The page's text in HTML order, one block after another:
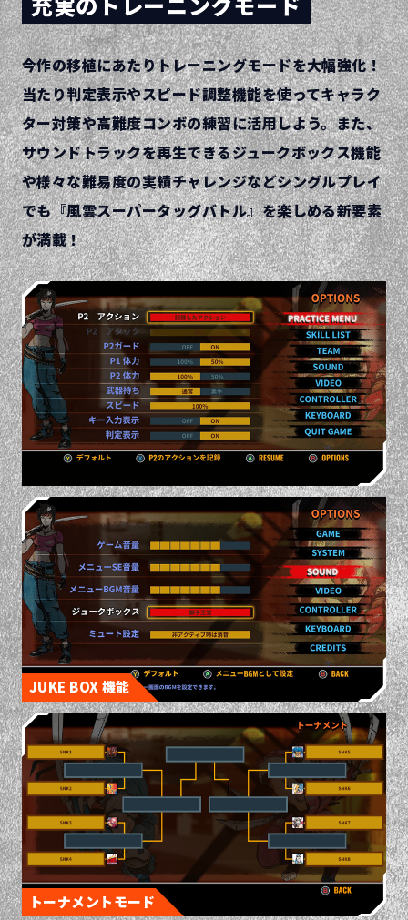
今作の移植にあたりトレーニングモードを大幅強化！
当たり判定表示やスピード調整機能を使ってキャラク
ター対策や高難度コンボの練習に活用しよう。また、
サウンドトラックを再生できるジュークボックス機能
や様々な難易度の実績チャレンジなどシングルプレイ
でも『風雲スーパータッグバトル』を楽しめる新要素
が満載！
JUKE BOX 機能
トーナメントモード